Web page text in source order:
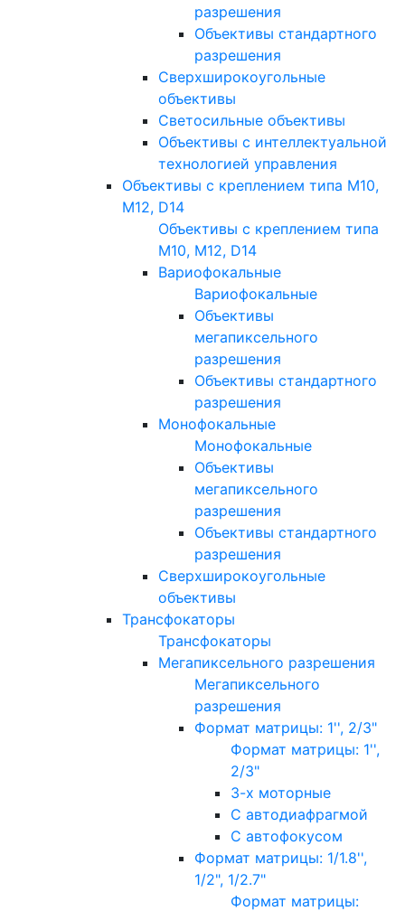
разрешения
Объективы стандартного
разрешения
Сверхширокоугольные
объективы
Светосильные объективы
Объективы с интеллектуальной
технологией управления
Объективы с креплением типа M10,
M12, D14
Объективы с креплением типа
M10, M12, D14
Вариофокальные
Вариофокальные
Объективы
мегапиксельного
разрешения
Объективы стандартного
разрешения
Монофокальные
Монофокальные
Объективы
мегапиксельного
разрешения
Объективы стандартного
разрешения
Сверхширокоугольные
объективы
Трансфокаторы
Трансфокаторы
Мегапиксельного разрешения
Мегапиксельного
разрешения
Формат матрицы: 1'', 2/3"
Формат матрицы: 1'',
2/3"
3-х моторные
С автодиафрагмой
С автофокусом
Формат матрицы: 1/1.8'',
1/2", 1/2.7"
Формат матрицы: